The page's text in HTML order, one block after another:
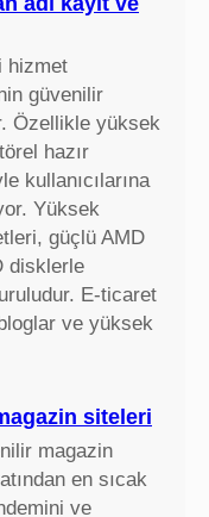
hizmet
güvenilir
Özellikle yüksek
hazır
kullanıcılarına
Yüksek
güçlü AMD
disklerle
E-ticaret
ve yüksek
siteleri
magazin
en sıcak
ve